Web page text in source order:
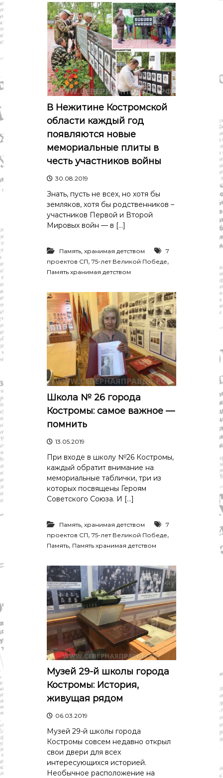
В Нежитине Костромской
области каждый год
появляются новые
мемориальные плиты в
честь участников войны
30.08.2019
Знать, пусть не всех, но хотя бы
земляков, хотя бы родственников –
участников Первой и Второй
Мировых войн — в […]
Память, хранимая детством
7
проектов СП,75-лет Великой Победе,
Память хранимая детством
Школа № 26 города
Костромы: самое важное —
помнить
13.05.2019
При входе в школу №26 Костромы,
каждый обратит внимание на
мемориальные таблички, три из
которых посвящены Героям
Советского Союза. И […]
Память, хранимая детством
7
проектов СП,75-лет Великой Победе,
Память, Память хранимая детством
Музей 29-й школы города
Костромы: История,
живущая рядом
06.03.2019
Музей 29-й школы города
Костромы совсем недавно открыл
свои двери для всех
интересующихся историей.
Необычное расположение на